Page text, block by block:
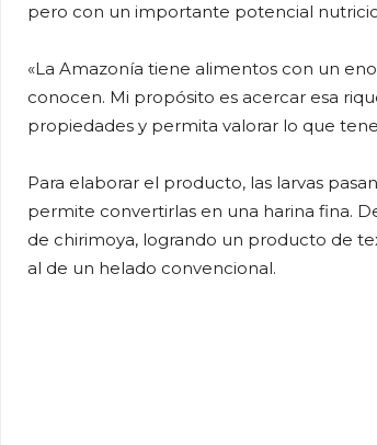
pero con un importante potencial
«La Amazonía tiene alimentos con un
conocen. Mi propósito es acercar esa
propiedades y permita valorar lo que
Para elaborar el producto, las larvas
permite convertirlas en una harina fina.
de chirimoya, logrando un producto de
al de un helado convencional.